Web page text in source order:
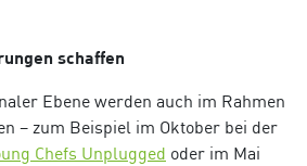
schaffen
Ebene werden auch im Rahmen
– zum Beispiel im Oktober bei der
Chefs Unplugged oder im Mai